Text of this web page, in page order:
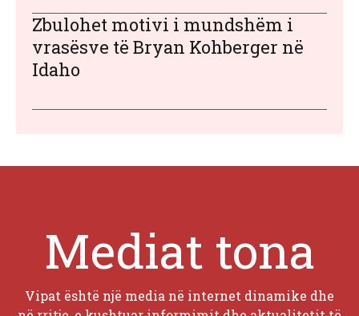
Zbulohet motivi i mundshëm i
vrasësve të Bryan Kohberger në
Idaho
Mediat tona
Vipat është një media në internet dinamike dhe